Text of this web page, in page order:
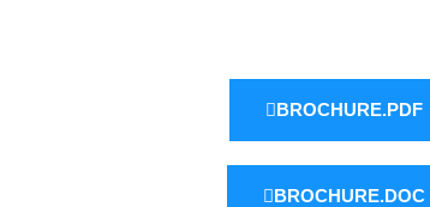
BROCHURE.PDF
BROCHURE.DOC